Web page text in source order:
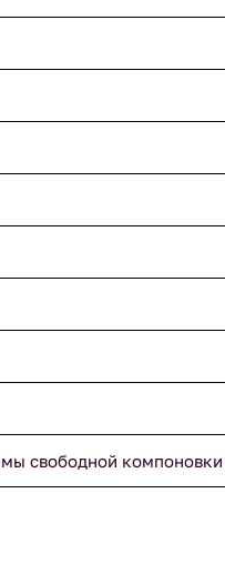
свободной компоновки